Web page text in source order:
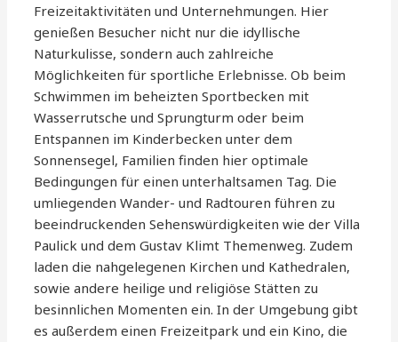
Freizeitaktivitäten und Unternehmungen. Hier
genießen Besucher nicht nur die idyllische
Naturkulisse, sondern auch zahlreiche
Möglichkeiten für sportliche Erlebnisse. Ob beim
Schwimmen im beheizten Sportbecken mit
Wasserrutsche und Sprungturm oder beim
Entspannen im Kinderbecken unter dem
Sonnensegel, Familien finden hier optimale
Bedingungen für einen unterhaltsamen Tag. Die
umliegenden Wander- und Radtouren führen zu
beeindruckenden Sehenswürdigkeiten wie der Villa
Paulick und dem Gustav Klimt Themenweg. Zudem
laden die nahgelegenen Kirchen und Kathedralen,
sowie andere heilige und religiöse Stätten zu
besinnlichen Momenten ein. In der Umgebung gibt
es außerdem einen Freizeitpark und ein Kino, die